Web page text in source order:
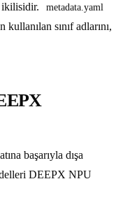
ikilisidir.
metadata.yaml
sınıf adlarını,
başarıyla dışa
DEEPX NPU